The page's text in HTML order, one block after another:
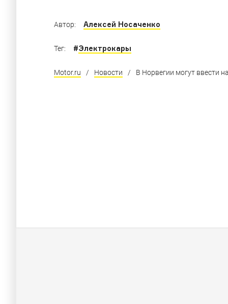
Автор: Алексей Носаченко
Тег: #Электрокары
Motor.ru / Новости / В Норвегии могут ввести